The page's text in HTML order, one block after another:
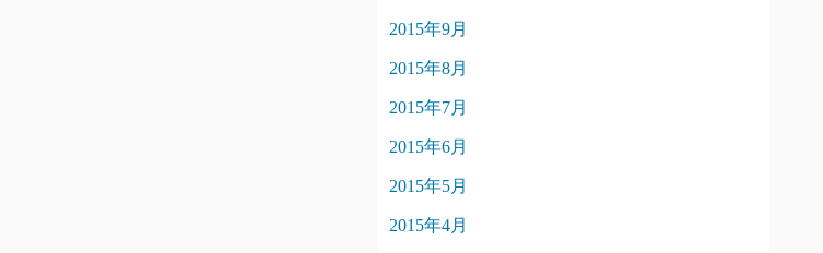
2015年9月
2015年8月
2015年7月
2015年6月
2015年5月
2015年4月